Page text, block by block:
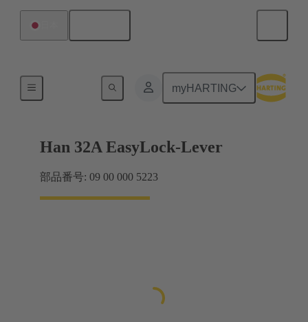
myHARTING
ロックシステム
Han 32A EasyLock-Lever
部品番号: 09 00 000 5223